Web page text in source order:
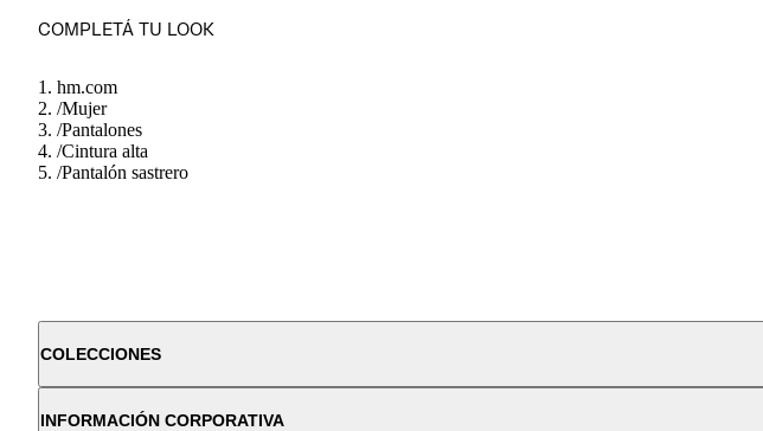
COMPLETÁ TU LOOK
hm.com
/Mujer
/Pantalones
/Cintura alta
/Pantalón sastrero
COLECCIONES
INFORMACIÓN CORPORATIVA